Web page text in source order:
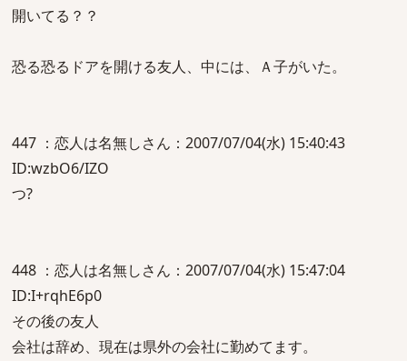
開いてる？？
恐る恐るドアを開ける友人、中には、Ａ子がいた。
447 ：恋人は名無しさん：2007/07/04(水) 15:40:43
ID:wzbO6/IZO
つ?
448 ：恋人は名無しさん：2007/07/04(水) 15:47:04
ID:I+rqhE6p0
その後の友人
会社は辞め、現在は県外の会社に勤めてます。